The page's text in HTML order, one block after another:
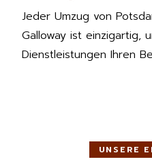
Jeder Umzug von
Galloway ist einzigartig,
Dienstleistungen Ihren
UNSERE